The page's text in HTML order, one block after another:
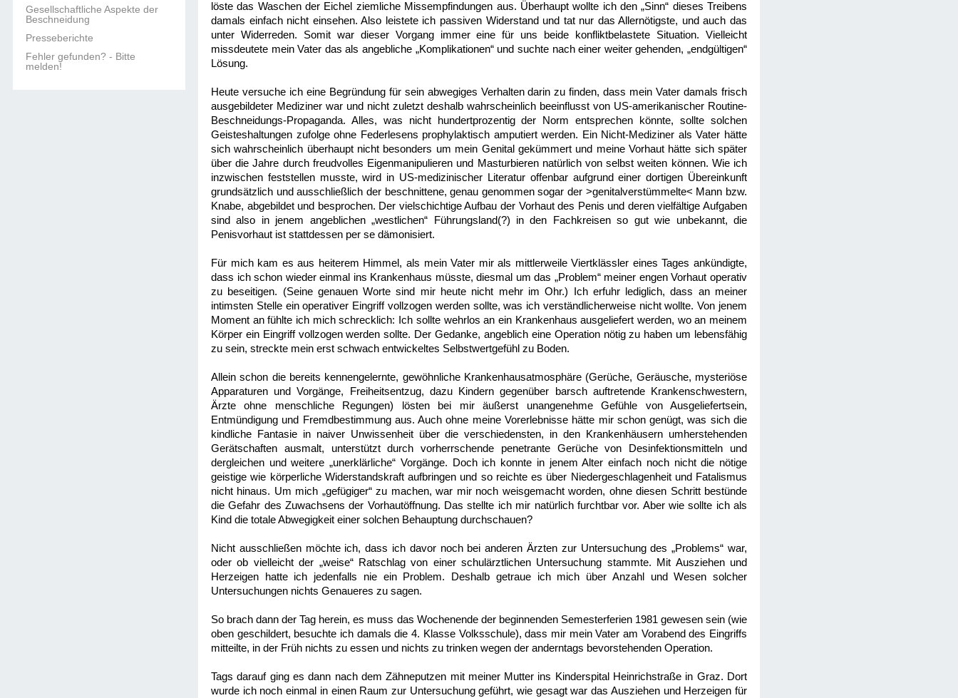
Gesellschaftliche Aspekte der
Beschneidung
Presseberichte
Fehler gefunden? - Bitte
melden!
löste das Waschen der Eichel ziemliche Missempfindungen aus. Überhaupt wollte ich den „Sinn“ dieses Treibens
damals einfach nicht einsehen. Also leistete ich passiven Widerstand und tat nur das Allernötigste, und auch das
unter Widerreden. Somit war dieser Vorgang immer eine für uns beide konfliktbelastete Situation. Vielleicht
missdeutete mein Vater das als angebliche „Komplikationen“ und suchte nach einer weiter gehenden, „endgültigen“
Lösung.
Heute versuche ich eine Begründung für sein abwegiges Verhalten darin zu finden, dass mein Vater damals frisch
ausgebildeter Mediziner war und nicht zuletzt deshalb wahrscheinlich beeinflusst von US-amerikanischer Routine-
Beschneidungs-Propaganda. Alles, was nicht hundertprozentig der Norm entsprechen könnte, sollte solchen
Geisteshaltungen zufolge ohne Federlesens prophylaktisch amputiert werden. Ein Nicht-Mediziner als Vater hätte
sich wahrscheinlich überhaupt nicht besonders um mein Genital gekümmert und meine Vorhaut hätte sich später
über die Jahre durch freudvolles Eigenmanipulieren und Masturbieren natürlich von selbst weiten können. Wie ich
inzwischen feststellen musste, wird in US-medizinischer Literatur offenbar aufgrund einer dortigen Übereinkunft
grundsätzlich und ausschließlich der beschnittene, genau genommen sogar der >genitalverstümmelte< Mann bzw.
Knabe, abgebildet und besprochen. Der vielschichtige Aufbau der Vorhaut des Penis und deren vielfältige Aufgaben
sind also in jenem angeblichen „westlichen“ Führungsland(?) in den Fachkreisen so gut wie unbekannt, die
Penisvorhaut ist stattdessen per se dämonisiert.
Für mich kam es aus heiterem Himmel, als mein Vater mir als mittlerweile Viertklässler eines Tages ankündigte,
dass ich schon wieder einmal ins Krankenhaus müsste, diesmal um das „Problem“ meiner engen Vorhaut operativ
zu beseitigen. (Seine genauen Worte sind mir heute nicht mehr im Ohr.) Ich erfuhr lediglich, dass an meiner
intimsten Stelle ein operativer Eingriff vollzogen werden sollte, was ich verständlicherweise nicht wollte. Von jenem
Moment an fühlte ich mich schrecklich: Ich sollte wehrlos an ein Krankenhaus ausgeliefert werden, wo an meinem
Körper ein Eingriff vollzogen werden sollte. Der Gedanke, angeblich eine Operation nötig zu haben um lebensfähig
zu sein, streckte mein erst schwach entwickeltes Selbstwertgefühl zu Boden.
Allein schon die bereits kennengelernte, gewöhnliche Krankenhausatmosphäre (Gerüche, Geräusche, mysteriöse
Apparaturen und Vorgänge, Freiheitsentzug, dazu Kindern gegenüber barsch auftretende Krankenschwestern,
Ärzte ohne menschliche Regungen) lösten bei mir äußerst unangenehme Gefühle von Ausgeliefertsein,
Entmündigung und Fremdbestimmung aus. Auch ohne meine Vorerlebnisse hätte mir schon genügt, was sich die
kindliche Fantasie in naiver Unwissenheit über die verschiedensten, in den Krankenhäusern umherstehenden
Gerätschaften ausmalt, unterstützt durch vorherrschende penetrante Gerüche von Desinfektionsmitteln und
dergleichen und weitere „unerklärliche“ Vorgänge. Doch ich konnte in jenem Alter einfach noch nicht die nötige
geistige wie körperliche Widerstandskraft aufbringen und so reichte es über Niedergeschlagenheit und Fatalismus
nicht hinaus. Um mich „gefügiger“ zu machen, war mir noch weisgemacht worden, ohne diesen Schritt bestünde
die Gefahr des Zuwachsens der Vorhautöffnung. Das stellte ich mir natürlich furchtbar vor. Aber wie sollte ich als
Kind die totale Abwegigkeit einer solchen Behauptung durchschauen?
Nicht ausschließen möchte ich, dass ich davor noch bei anderen Ärzten zur Untersuchung des „Problems“ war,
oder ob vielleicht der „weise“ Ratschlag von einer schulärztlichen Untersuchung stammte. Mit Ausziehen und
Herzeigen hatte ich jedenfalls nie ein Problem. Deshalb getraue ich mich über Anzahl und Wesen solcher
Untersuchungen nichts Genaueres zu sagen.
So brach dann der Tag herein, es muss das Wochenende der beginnenden Semesterferien 1981 gewesen sein (wie
oben geschildert, besuchte ich damals die 4. Klasse Volksschule), dass mir mein Vater am Vorabend des Eingriffs
mitteilte, in der Früh nichts zu essen und nichts zu trinken wegen der anderntags bevorstehenden Operation.
Tags darauf ging es dann nach dem Zähneputzen mit meiner Mutter ins Kinderspital Heinrichstraße in Graz. Dort
wurde ich noch einmal in einen Raum zur Untersuchung geführt, wie gesagt war das Ausziehen und Herzeigen für